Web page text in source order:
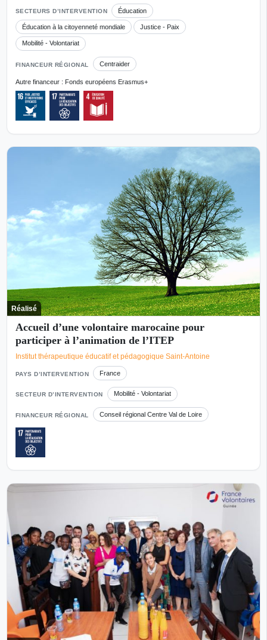
SECTEURS D’INTERVENTION Éducation
Éducation à la citoyenneté mondiale Justice - Paix
Mobilité - Volontariat
FINANCEUR RÉGIONAL Centraider
Autre financeur : Fonds européens Erasmus+
Réalisé
Accueil d’une volontaire marocaine pour
participer à l’animation de l’ITEP
Institut thérapeutique éducatif et pédagogique Saint-Antoine
PAYS D’INTERVENTION France
SECTEUR D’INTERVENTION Mobilité - Volontariat
FINANCEUR RÉGIONAL Conseil régional Centre Val de Loire